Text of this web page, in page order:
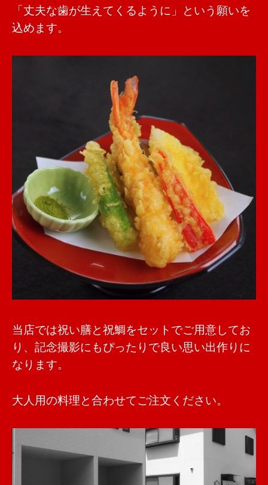
「丈夫な歯が生えてくるように」という願いを
込めます。
当店では祝い膳と祝鯛をセットでご用意してお
り、記念撮影にもぴったりで良い思い出作りに
なります。
大人用の料理と合わせてご注文ください。